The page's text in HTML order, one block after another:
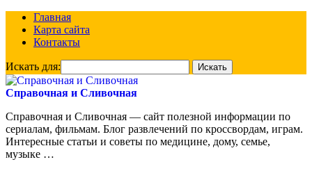
Главная
Карта сайта
Контакты
Искать для:
Справочная и Сливочная
Справочная и Сливочная — сайт полезной информации по
сериалам, фильмам. Блог развлечений по кроссвордам, играм.
Интересные статьи и советы по медицине, дому, семье,
музыке …